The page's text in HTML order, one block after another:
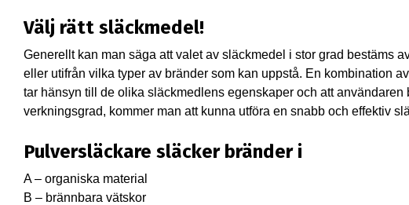
Välj rätt släckmedel!
Generellt kan man säga att valet av släckmedel i stor grad bestäms
eller utifrån vilka typer av bränder som kan uppstå. En kombination
tar hänsyn till de olika släckmedlens egenskaper och att
verkningsgrad, kommer man att kunna utföra en snabb och effektiv
Pulversläckare släcker bränder i
A – organiska material
B – brännbara vätskor